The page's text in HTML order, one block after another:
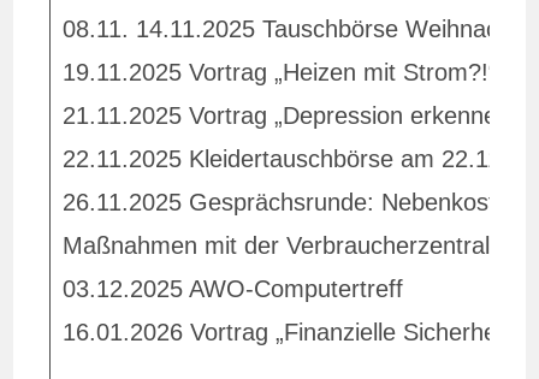
08.11. 14.11.2025 Tauschbörse
19.11.2025 Vortrag „Heizen mit Strom?!“
21.11.2025 Vortrag „Depression erkennen
22.11.2025 Kleidertauschbörse am 22.11.
26.11.2025 Gesprächsrunde: Nebenkosten
Maßnahmen mit der Verbraucherzentrale
03.12.2025 AWO-Computertreff
16.01.2026 Vortrag „Finanzielle Sicherheit